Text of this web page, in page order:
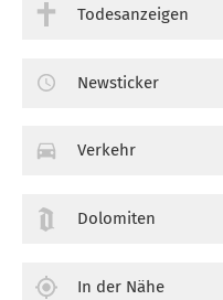
Todesanzeigen
Newsticker
Verkehr
Dolomiten
In der Nähe